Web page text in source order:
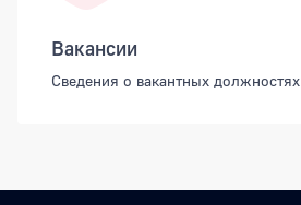
Вакансии
Сведения о вакантных должностях